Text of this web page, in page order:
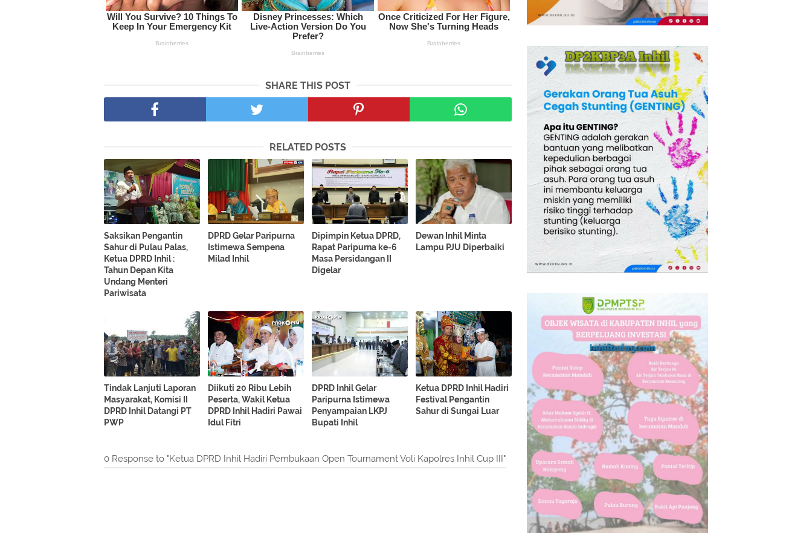
SHARE THIS POST
RELATED POSTS
Saksikan Pengantin
Sahur di Pulau Palas,
Ketua DPRD Inhil :
Tahun Depan Kita
Undang Menteri
Pariwisata
DPRD Gelar Paripurna
Istimewa Sempena
Milad Inhil
Dipimpin Ketua DPRD,
Rapat Paripurna ke-6
Masa Persidangan II
Digelar
Dewan Inhil Minta
Lampu PJU Diperbaiki
Tindak Lanjuti Laporan
Masyarakat, Komisi II
DPRD Inhil Datangi PT
PWP
Diikuti 20 Ribu Lebih
Peserta, Wakil Ketua
DPRD Inhil Hadiri Pawai
Idul Fitri
DPRD Inhil Gelar
Paripurna Istimewa
Penyampaian LKPJ
Bupati Inhil
Ketua DPRD Inhil Hadiri
Festival Pengantin
Sahur di Sungai Luar
0 Response to "Ketua DPRD Inhil Hadiri Pembukaan Open Tournament Voli Kapolres Inhil Cup III"